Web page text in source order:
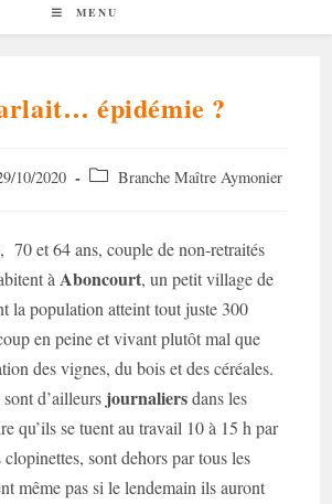
MENU
épidémie ?
10/2020
Post Branche Maître Aymonier
, 70 et 64 ans, couple de non-retraités
à Aboncourt, un petit village de
la population atteint tout juste 300
en peine et vivant plutôt mal que
des vignes, du bois et des céréales.
sont d’ailleurs journaliersdans les
qu’ils se tuent au travail 10 à 15 h par
sont dehors par tous les
même pas si le lendemain ils auront